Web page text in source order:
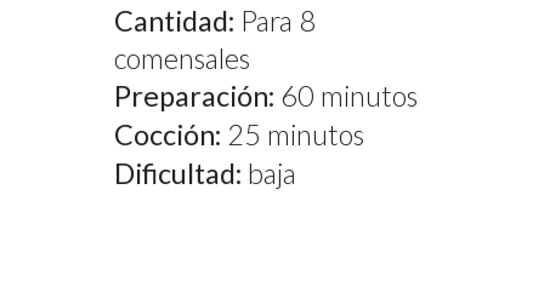
Cantidad: Para 8
comensales
Preparación: 60 minutos
Cocción: 25 minutos
Dificultad: baja